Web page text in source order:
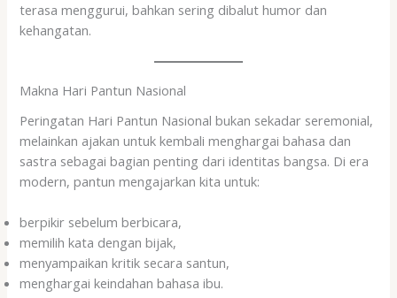
terasa menggurui, bahkan sering dibalut humor dan
kehangatan.
Makna Hari Pantun Nasional
Peringatan Hari Pantun Nasional bukan sekadar seremonial,
melainkan ajakan untuk kembali menghargai bahasa dan
sastra sebagai bagian penting dari identitas bangsa. Di era
modern, pantun mengajarkan kita untuk:
berpikir sebelum berbicara,
memilih kata dengan bijak,
menyampaikan kritik secara santun,
menghargai keindahan bahasa ibu.